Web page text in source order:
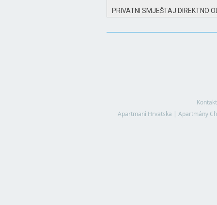
PRIVATNI SMJEŠTAJ DIREKTNO
Kontakt
Apartmani Hrvatska | Apartmány